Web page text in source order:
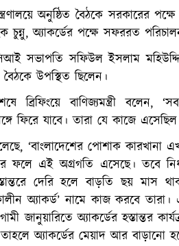
অনুষ্ঠিত বৈঠকে সরকারের
চুন্নু, অ্যাকর্ডের পক্ষে সফররত
সভাপতি সফিউল ইসলাম
উপস্থিত ছিলেন।
ব্রিফিংয়ে বাণিজ্যমন্ত্রী বলেন,
ফিরে যাবে। তারা যে কাজে
‘বাংলাদেশের পোশাক কারখানা
ফলে এই অগ্রগতি এসেছে। তবে
দেরি হলে বাড়তি ছয় মাস
অ্যাকর্ড’ নামে কাজ করবে
জানুয়ারিতে অ্যাকর্ডের হস্তান্তর
অ্যাকর্ডের মেয়াদ আর বাড়ানো